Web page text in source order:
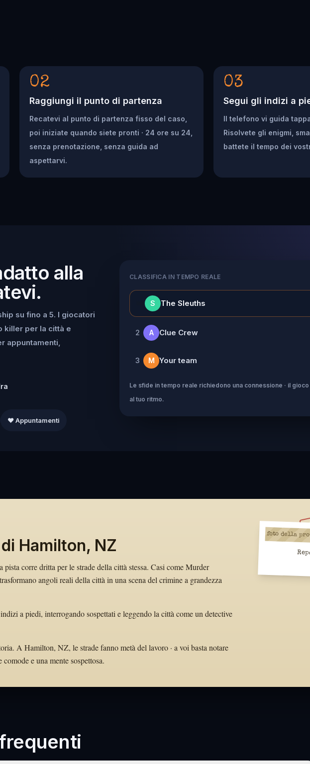
02
Raggiungi il punto di partenza
Recatevi al punto di partenza fisso del caso,
poi iniziate quando siete pronti · 24 ore su 24,
senza prenotazione, senza guida ad
aspettarvi.
03
Segui gli indizi a
Il telefono vi guida
Risolvete gli enigmi,
battete il tempo dei
alla
su fino a 5. I giocatori
killer per la città e
appuntamenti,
❤️ Appuntamenti
CLASSIFICA IN TEMPO REALE
S The Sleuths
2 A Clue Crew
3 M Your team
Le sfide in tempo reale richiedono una connessione · il
al tuo ritmo.
Hamilton, NZ
corre dritta per le strade della città stessa. Casi come Murder
angoli reali della città in una scena del crimine a grandezza
a piedi, interrogando sospettati e leggendo la città come un detective
A Hamilton, NZ, le strade fanno metà del lavoro · a voi basta notare
e una mente sospettosa.
foto della